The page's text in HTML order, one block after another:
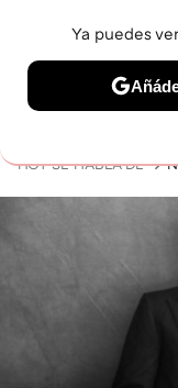
BELLEZA
HOY SE HABLA DE
Ya puedes